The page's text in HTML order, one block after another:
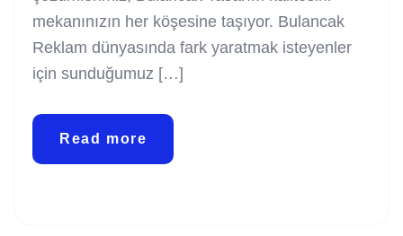
mekanınızın her köşesine taşıyor. Bulancak
Reklam dünyasında fark yaratmak isteyenler
için sunduğumuz […]
Read more